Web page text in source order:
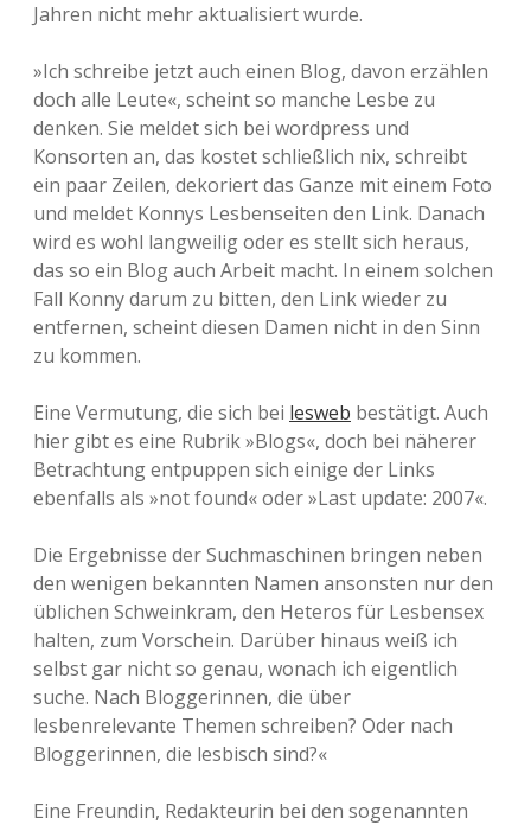
Jahren nicht mehr aktualisiert wurde.
»Ich schreibe jetzt auch einen Blog, davon erzählen
doch alle Leute«, scheint so manche Lesbe zu
denken. Sie meldet sich bei wordpress und
Konsorten an, das kostet schließlich nix, schreibt
ein paar Zeilen, dekoriert das Ganze mit einem Foto
und meldet Konnys Lesbenseiten den Link. Danach
wird es wohl langweilig oder es stellt sich heraus,
das so ein Blog auch Arbeit macht. In einem solchen
Fall Konny darum zu bitten, den Link wieder zu
entfernen, scheint diesen Damen nicht in den Sinn
zu kommen.
Eine Vermutung, die sich bei lesweb bestätigt. Auch
hier gibt es eine Rubrik »Blogs«, doch bei näherer
Betrachtung entpuppen sich einige der Links
ebenfalls als »not found« oder »Last update: 2007«.
Die Ergebnisse der Suchmaschinen bringen neben
den wenigen bekannten Namen ansonsten nur den
üblichen Schweinkram, den Heteros für Lesbensex
halten, zum Vorschein. Darüber hinaus weiß ich
selbst gar nicht so genau, wonach ich eigentlich
suche. Nach Bloggerinnen, die über
lesbenrelevante Themen schreiben? Oder nach
Bloggerinnen, die lesbisch sind?«
Eine Freundin, Redakteurin bei den sogenannten